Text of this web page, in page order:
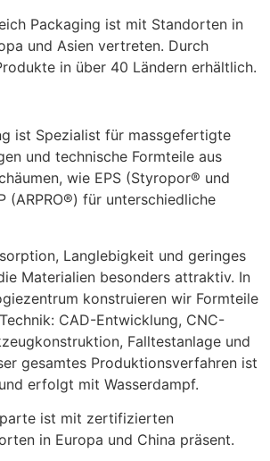
Packaging ist mit Standorten in
und Asien vertreten. Durch
in über 40 Ländern erhältlich.
ist Spezialist für massgefertigte
und technische Formteile aus
wie EPS (Styropor® und
(ARPRO®) für unterschiedliche
Langlebigkeit und geringes
Materialien besonders attraktiv. In
konstruieren wir Formteile
CAD-Entwicklung, CNC-
Falltestanlage und
gesamtes Produktionsverfahren ist
erfolgt mit Wasserdampf.
ist mit zertifizierten
in Europa und China präsent.